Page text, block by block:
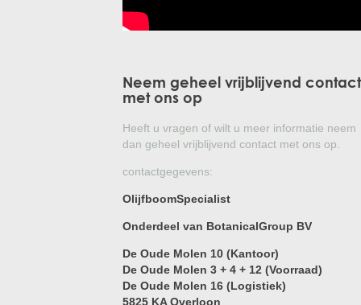
Neem geheel vrijblijvend contact
met ons op
Heeft u vragen of wilt u meer informatie neem
dan geheel vrijblijvend contact met ons op.
contactgegevens:
OlijfboomSpecialist
Onderdeel van BotanicalGroup BV
De Oude Molen 10 (Kantoor)
De Oude Molen 3 + 4 + 12 (Voorraad)
De Oude Molen 16 (Logistiek)
5825 KA Overloon